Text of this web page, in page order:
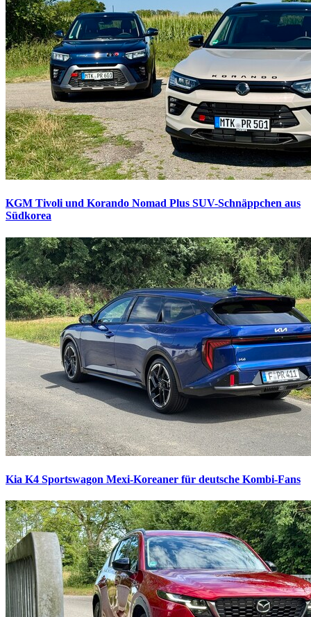
KGM Tivoli und Korando Nomad Plus SUV-Schnäppchen aus
Südkorea
Kia K4 Sportswagon Mexi-Koreaner für deutsche Kombi-Fans